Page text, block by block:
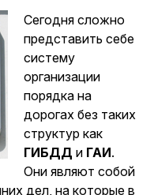
Сегодня сложно
представить себе
систему
организации
порядка на
дорогах без таких
структур как
ГИБДД и ГАИ.
Они являют собой
дел, на которые в